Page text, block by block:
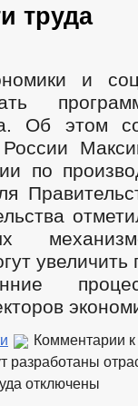
труда
и
Об этом
России
по
увеличить
Комментарии
разработаны
отключены